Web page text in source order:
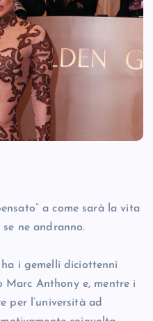
a come sarà la vita
ne andranno.
i gemelli diciottenni
Marc Anthony e, mentre i
per l’università ad